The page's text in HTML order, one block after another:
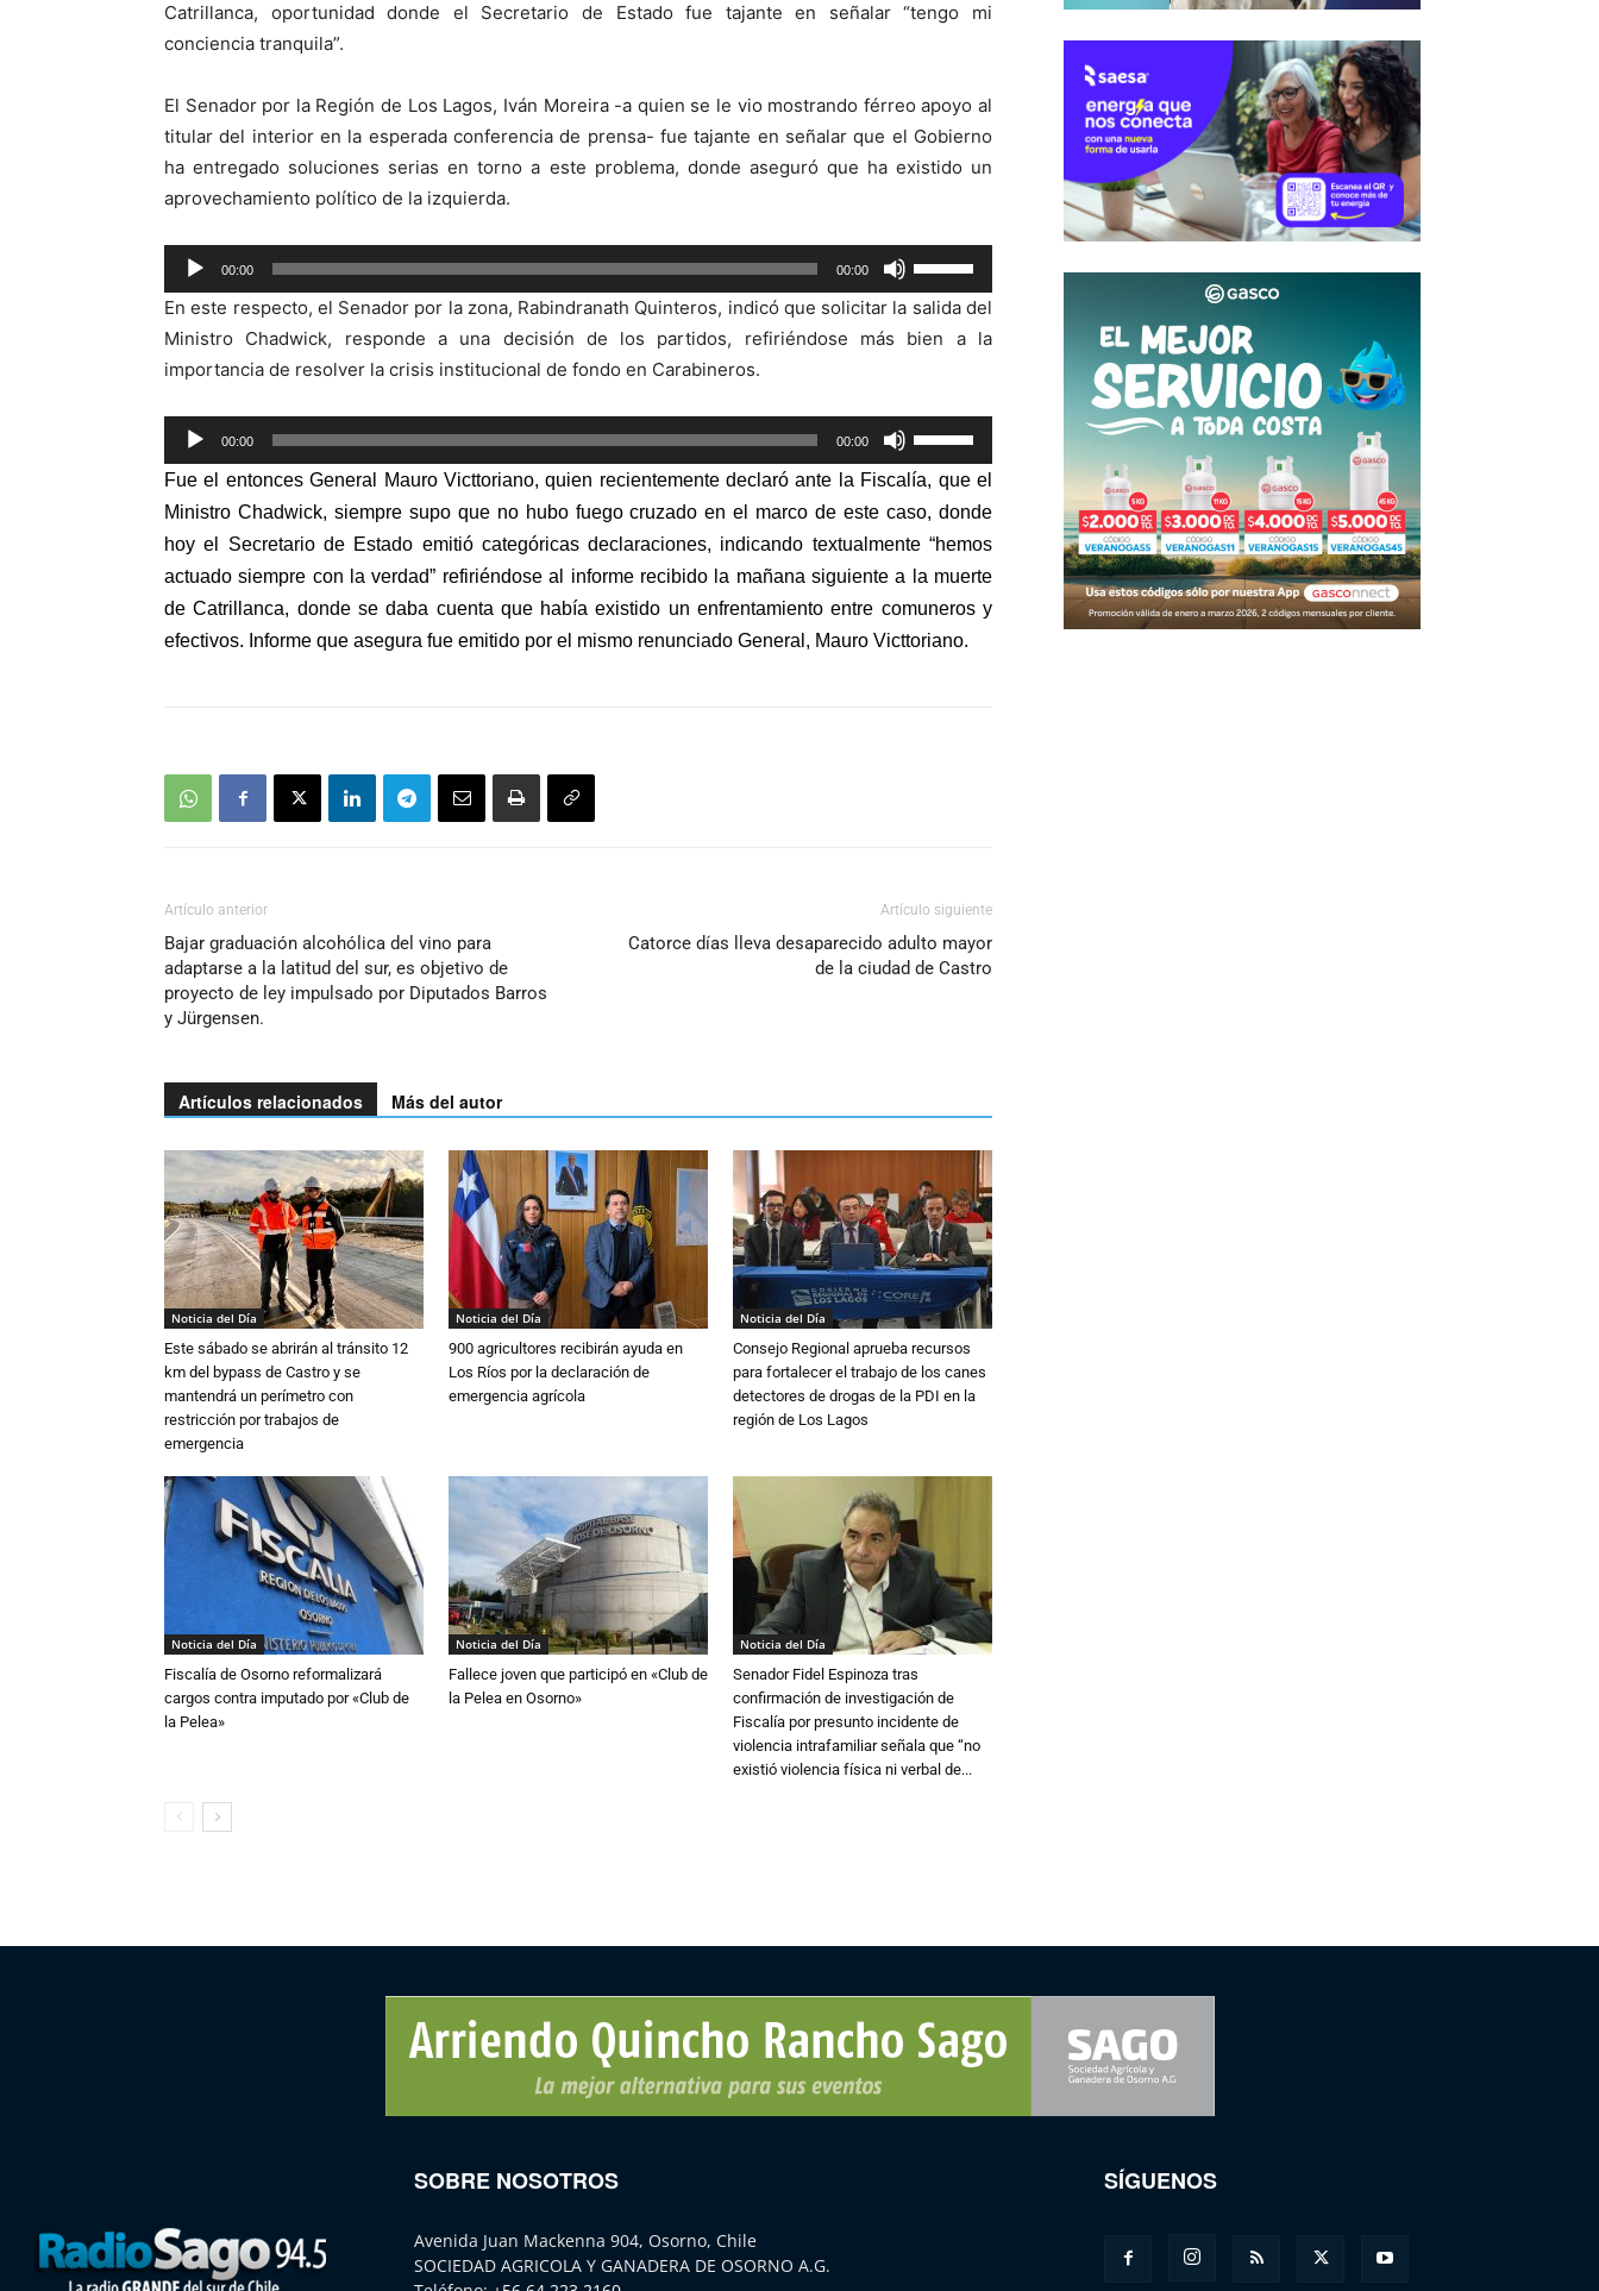
Catrillanca, oportunidad donde el Secretario de Estado fue tajante en señalar “tengo mi
conciencia tranquila”.
El Senador por la Región de Los Lagos, Iván Moreira -a quien se le vio mostrando férreo apoyo al
titular del interior en la esperada conferencia de prensa- fue tajante en señalar que el Gobierno
ha entregado soluciones serias en torno a este problema, donde aseguró que ha existido un
aprovechamiento político de la izquierda.
Reproductor
de
audio
00:00 00:00
las
teclas
de
arriba/abajo
para
aumentar
o
disminuir
el
En este respecto, el Senador por la zona, Rabindranath Quinteros, indicó que solicitar la salida del
Ministro Chadwick, responde a una decisión de los partidos, refiriéndose más bien a la
importancia de resolver la crisis institucional de fondo en Carabineros.
Reproductor
de
audio
00:00 00:00
las
teclas
de
flecha
arriba/abajo
para
aumentar
Fue el entonces General Mauro Victtoriano, quien recientemente declaró ante la Fiscalía, que el
Ministro Chadwick, siempre supo que no hubo fuego cruzadoen el marco de este caso, donde
hoy el Secretario de Estado emitió categóricas declaraciones, indicando textualmente “hemos
actuado siempre con la verdad” refiriéndose al informe recibido la mañana siguiente a la muerte
de Catrillanca, donde se daba cuenta que había existido un enfrentamiento entre comuneros y
efectivos. Informe que asegura fue emitido por el mismo renunciado General, Mauro Victtoriano.
Artículo anterior
Bajar graduación alcohólica del vino para
adaptarse a la latitud del sur, es objetivo de
proyecto de ley impulsado por Diputados Barros
y Jürgensen.
Artículo siguiente
Catorce días lleva desaparecido adulto mayor
de la ciudad de Castro
Artículos relacionados Más del autor
Noticia del Día
Este sábado se abrirán al tránsito 12
km del bypass de Castro y se
mantendrá un perímetro con
restricción por trabajos de
emergencia
Noticia del Día
900 agricultores recibirán ayuda en
Los Ríos por la declaración de
emergencia agrícola
Noticia del Día
Consejo Regional aprueba recursos
para fortalecer el trabajo de los canes
detectores de drogas de la PDI en la
región de Los Lagos
Noticia del Día
Fiscalía de Osorno reformalizará
cargos contra imputado por «Club de
la Pelea»
Noticia del Día
Fallece joven que participó en «Club de
la Pelea en Osorno»
Noticia del Día
Senador Fidel Espinoza tras
confirmación de investigación de
Fiscalía por presunto incidente de
violencia intrafamiliar señala que “no
existió violencia física ni verbal de...
SOBRE NOSOTROS
Avenida Juan Mackenna 904, Osorno, Chile
SOCIEDAD AGRICOLA Y GANADERA DE OSORNO A.G.
SÍGUENOS